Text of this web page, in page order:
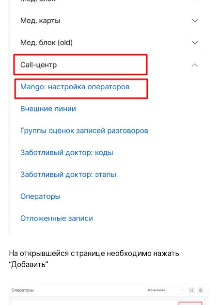
На открывшейся странице необходимо нажать
“Добавить”